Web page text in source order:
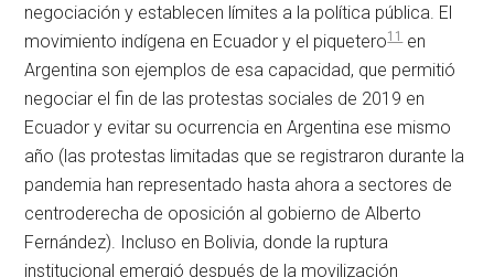
negociación y establecen límites a la política pública. El
movimiento indígena en Ecuador y el piquetero11 en
Argentina son ejemplos de esa capacidad, que permitió
negociar el fin de las protestas sociales de 2019 en
Ecuador y evitar su ocurrencia en Argentina ese mismo
año (las protestas limitadas que se registraron durante la
pandemia han representado hasta ahora a sectores de
centroderecha de oposición al gobierno de Alberto
Fernández). Incluso en Bolivia, donde la ruptura
institucional emergió después de la movilización